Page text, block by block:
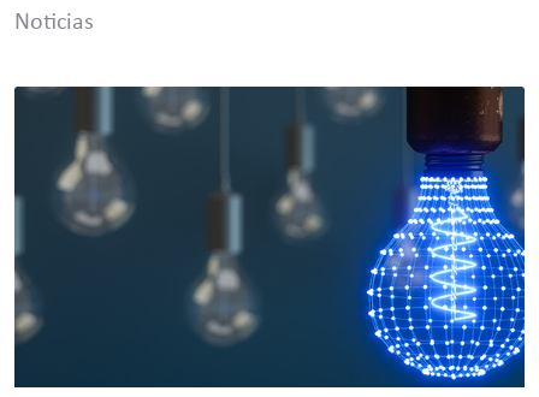
Noticias